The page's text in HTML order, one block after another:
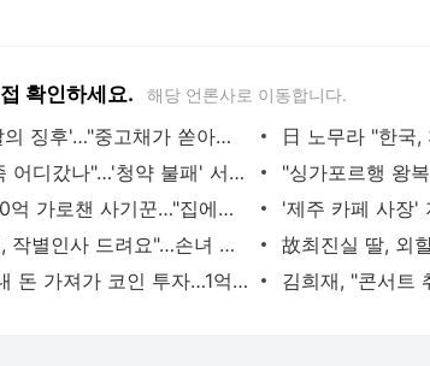
확인하세요. 해당 언론사로 이동합니다.
골프 호황 '종말의 징후'…"중고채가 쏟아지고 있다" [박동휘의 컨슈머 리포트]
"그 많던 영끌족 어디갔나"…'청약 불패' 서울도 할인 분양
암호화폐로 580억 가로챈 사기꾼…"집에는 테슬라 39대" [테슬람 X랩]
"박막례 할머니, 작별인사 드려요"…손녀 결혼에 구독 '줄취소' 왜?
이동준 "아들, 내 돈 가져가 코인 투자…1억5천 X박살"